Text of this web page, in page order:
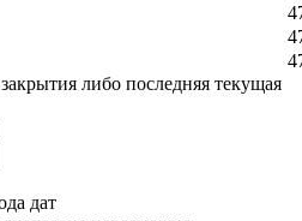
либо последняя текущая
дат